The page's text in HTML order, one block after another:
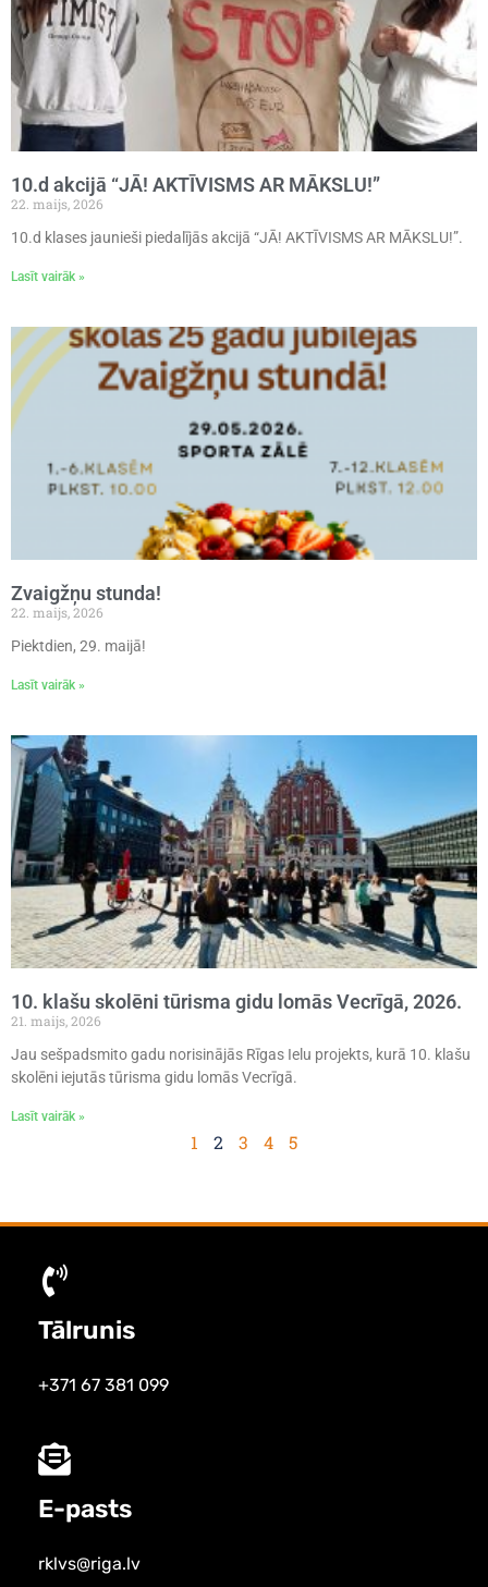
10.d akcijā “JĀ! AKTĪVISMS AR MĀKSLU!”
22. maijs, 2026
10.d klases jaunieši piedalījās akcijā “JĀ! AKTĪVISMS AR MĀKSLU!”.
Lasīt vairāk »
Zvaigžņu stunda!
22. maijs, 2026
Piektdien, 29. maijā!
Lasīt vairāk »
10. klašu skolēni tūrisma gidu lomās Vecrīgā, 2026.
21. maijs, 2026
Jau sešpadsmito gadu norisinājās Rīgas Ielu projekts, kurā 10. klašu
skolēni iejutās tūrisma gidu lomās Vecrīgā.
Lasīt vairāk »
1 2 3 4 5
Tālrunis
+371 67 381 099
E-pasts
rklvs@riga.lv